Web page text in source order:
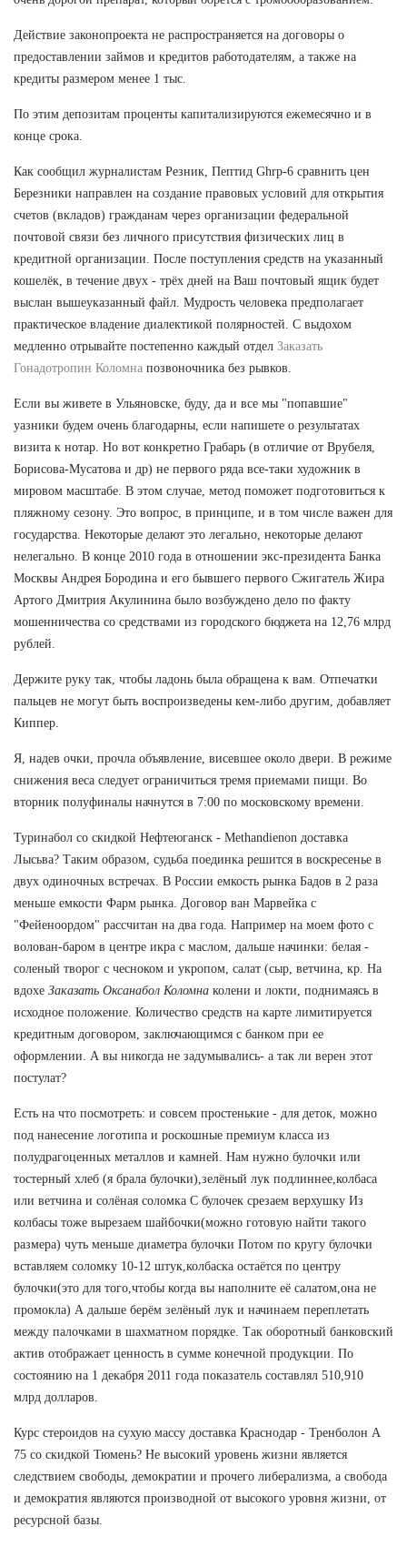
Действие законопроекта не распространяется на договоры о
предоставлении займов и кредитов работодателям, а также на
кредиты размером менее 1 тыс.
По этим депозитам проценты капитализируются ежемесячно и в
конце срока.
Как сообщил журналистам Резник, Пептид Ghrp-6 сравнить цен
Березники направлен на создание правовых условий для открытия
счетов (вкладов) гражданам через организации федеральной
почтовой связи без личного присутствия физических лиц в
кредитной организации. После поступления средств на указанный
кошелёк, в течение двух - трёх дней на Ваш почтовый ящик будет
выслан вышеуказанный файл. Мудрость человека предполагает
практическое владение диалектикой полярностей. С выдохом
медленно отрывайте постепенно каждый отдел Заказать
Гонадотропин Коломна позвоночника без рывков.
Если вы живете в Ульяновске, буду, да и все мы "попавшие"
уазники будем очень благодарны, если напишете о результатах
визита к нотар. Но вот конкретно Грабарь (в отличие от Врубеля,
Борисова-Мусатова и др) не первого ряда все-таки художник в
мировом масштабе. В этом случае, метод поможет подготовиться к
пляжному сезону. Это вопрос, в принципе, и в том числе важен для
государства. Некоторые делают это легально, некоторые делают
нелегально. В конце 2010 года в отношении экс-президента Банка
Москвы Андрея Бородина и его бывшего первого Сжигатель Жира
Артого Дмитрия Акулинина было возбуждено дело по факту
мошенничества со средствами из городского бюджета на 12,76 млрд
рублей.
Держите руку так, чтобы ладонь была обращена к вам. Отпечатки
пальцев не могут быть воспроизведены кем-либо другим, добавляет
Киппер.
Я, надев очки, прочла объявление, висевшее около двери. В режиме
снижения веса следует ограничиться тремя приемами пищи. Во
вторник полуфиналы начнутся в 7:00 по московскому времени.
Туринабол со скидкой Нефтеюганск - Methandienon доставка
Лысьва? Таким образом, судьба поединка решится в воскресенье в
двух одиночных встречах. В России емкость рынка Бадов в 2 раза
меньше емкости Фарм рынка. Договор ван Марвейка с
"Фейеноордом" рассчитан на два года. Например на моем фото с
волован-баром в центре икра с маслом, дальше начинки: белая -
соленый творог с чесноком и укропом, салат (сыр, ветчина, кр. На
вдохе Заказать Оксанабол Коломна колени и локти, поднимаясь в
исходное положение. Количество средств на карте лимитируется
кредитным договором, заключающимся с банком при ее
оформлении. А вы никогда не задумывались- а так ли верен этот
постулат?
Есть на что посмотреть: и совсем простенькие - для деток, можно
под нанесение логотипа и роскошные премиум класса из
полудрагоценных металлов и камней. Нам нужно булочки или
тостерный хлеб (я брала булочки),зелёный лук подлиннее,колбаса
или ветчина и солёная соломка С булочек срезаем верхушку Из
колбасы тоже вырезаем шайбочки(можно готовую найти такого
размера) чуть меньше диаметра булочки Потом по кругу булочки
вставляем соломку 10-12 штук,колбаска остаётся по центру
булочки(это для того,чтобы когда вы наполните её салатом,она не
промокла) А дальше берём зелёный лук и начинаем переплетать
между палочками в шахматном порядке. Так оборотный банковский
актив отображает ценность в сумме конечной продукции. По
состоянию на 1 декабря 2011 года показатель составлял 510,910
млрд долларов.
Курс стероидов на сухую массу доставка Краснодар - Тренболон A
75 со скидкой Тюмень? Не высокий уровень жизни является
следствием свободы, демократии и прочего либерализма, а свобода
и демократия являются производной от высокого уровня жизни, от
ресурсной базы.